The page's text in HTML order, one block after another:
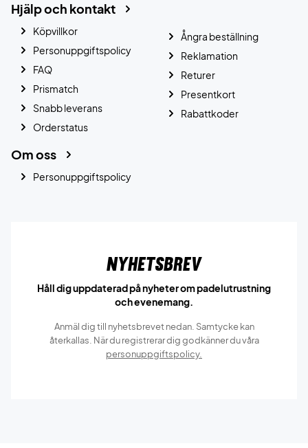
Hjälp och kontakt
Köpvillkor
Personuppgiftspolicy
FAQ
Prismatch
Snabb leverans
Orderstatus
Ångra beställning
Reklamation
Returer
Presentkort
Rabattkoder
Om oss
Personuppgiftspolicy
Nyhetsbrev
Håll dig uppdaterad på nyheter om padelutrustning
och evenemang.
Anmäl dig till nyhetsbrevet nedan. Samtycke kan
återkallas. När du registrerar dig godkänner du våra
personuppgiftspolicy.